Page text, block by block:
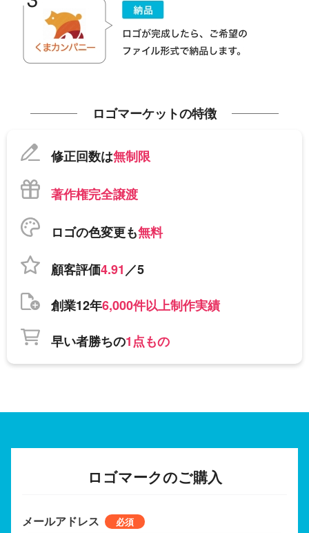
ロゴマーケットの特徴
修正回数は無制限
著作権完全譲渡
ロゴの色変更も無料
顧客評価4.91／5
創業12年6,000件以上制作実績
早い者勝ちの1点もの
ロゴマークのご購入
メールアドレス